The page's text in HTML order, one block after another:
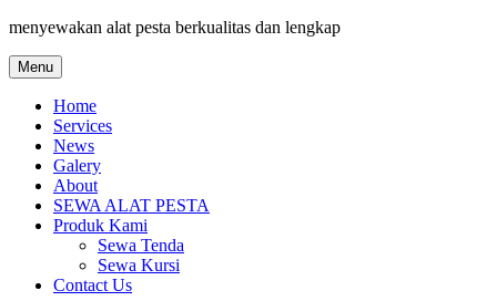
menyewakan alat pesta berkualitas dan lengkap
Menu
Home
Services
News
Galery
About
SEWA ALAT PESTA
Produk Kami
Sewa Tenda
Sewa Kursi
Contact Us